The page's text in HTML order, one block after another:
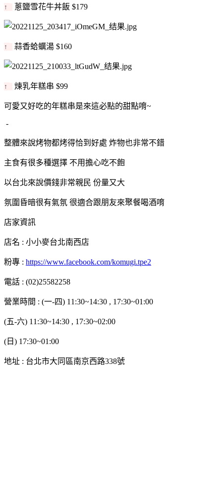
↑ 蔥鹽雪花牛丼飯 $179
↑ 蒜香蛤蠣湯 $160
↑ 煉乳年糕串 $99
可愛又好吃的年糕串是來這必點的甜點唷~
-
整體來說烤物都烤得恰到好處 炸物也非常不錯
主食有很多種選擇 不用擔心吃不飽
以台北來說價錢非常親民 份量又大
氛圍昏暗很有氣氛 很適合跟朋友來聚餐喝酒唷
店家資訊
店名 : 小小麥台北南西店
粉專 : https://www.facebook.com/komugi.tpe2
電話 : (02)25582258
營業時間 : (一-四) 11:30~14:30 , 17:30~01:00
(五-六) 11:30~14:30 , 17:30~02:00
(日) 17:30~01:00
地址 : 台北市大同區南京西路338號